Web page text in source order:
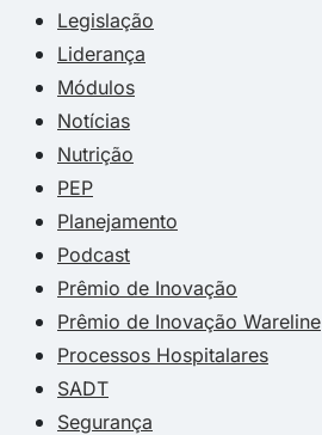
Legislação
Liderança
Módulos
Notícias
Nutrição
PEP
Planejamento
Podcast
Prêmio de Inovação
Prêmio de Inovação Wareline
Processos Hospitalares
SADT
Segurança